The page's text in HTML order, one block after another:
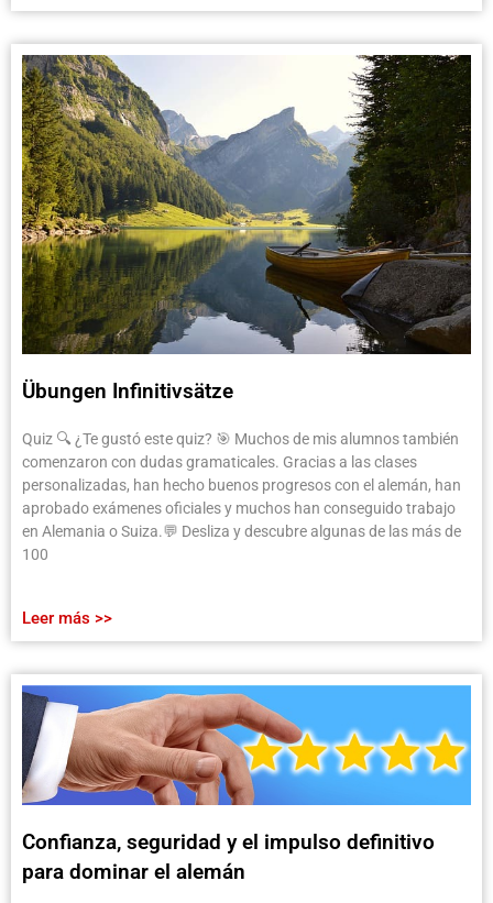
Übungen Infinitivsätze
Quiz 🔍 ¿Te gustó este quiz? 🎯 Muchos de mis alumnos también
comenzaron con dudas gramaticales. Gracias a las clases
personalizadas, han hecho buenos progresos con el alemán, han
aprobado exámenes oficiales y muchos han conseguido trabajo
en Alemania o Suiza.💬 Desliza y descubre algunas de las más de
100
Leer más >>
Confianza, seguridad y el impulso definitivo
para dominar el alemán